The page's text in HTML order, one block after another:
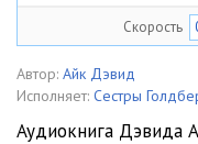
Глава 05. Доктор,
Глава 06. Программа Бога
Глава 07. Старое
Скорость
Автор: Айк Дэвид
Исполняет: Сестры
Аудиокнига Дэвида